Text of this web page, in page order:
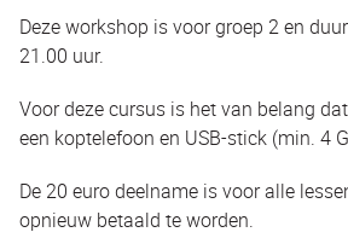
Deze workshop is voor groep 2 en
21.00 uur.
Voor deze cursus is het van belang
een koptelefoon en USB-stick (min. 4
De 20 euro deelname is voor alle
opnieuw betaald te worden.